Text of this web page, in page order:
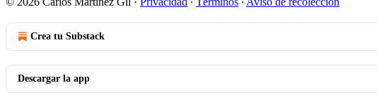
Crea tu Substack
Descargar la app